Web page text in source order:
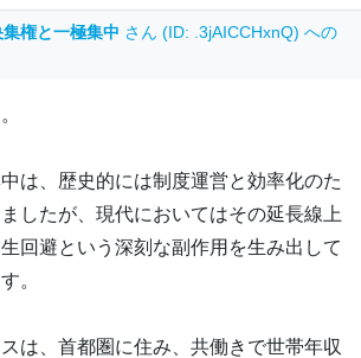
権と一極集中 さん (ID: .3jAICCHxnQ) への
は、歴史的には制度運営と効率化のた
したが、現代においてはその延長線上
回避という深刻な副作用を生み出して
。
は、首都圏に住み、共働きで世帯年収